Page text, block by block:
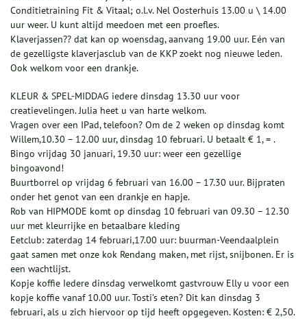
Conditietraining Fit & Vitaal; o.l.v. Nel Oosterhuis 13.00 u \ 14.00
uur weer. U kunt altijd meedoen met een proefles.
Klaverjassen?? dat kan op woensdag, aanvang 19.00 uur. Eén van
de gezelligste klaverjasclub van de KKP zoekt nog nieuwe leden.
Ook welkom voor een drankje.
KLEUR & SPEL-MIDDAG iedere dinsdag 13.30 uur voor
creatievelingen. Julia heet u van harte welkom.
Vragen over een IPad, telefoon? Om de 2 weken op dinsdag komt
Willem,10.30 – 12.00 uur, dinsdag 10 februari. U betaalt € 1, = .
Bingo vrijdag 30 januari, 19.30 uur: weer een gezellige
bingoavond!
Buurtborrel op vrijdag 6 februari van 16.00 – 17.30 uur. Bijpraten
onder het genot van een drankje en hapje.
Rob van HIPMODE komt op dinsdag 10 februari van 09.30 – 12.30
uur met kleurrijke en betaalbare kleding
Eetclub: zaterdag 14 februari,17.00 uur: buurman-Veendaalplein
gaat samen met onze kok Rendang maken, met rijst, snijbonen. Er is
een wachtlijst.
Kopje koffie Iedere dinsdag verwelkomt gastvrouw Elly u voor een
kopje koffie vanaf 10.00 uur. Tosti’s eten? Dit kan dinsdag 3
februari, als u zich hiervoor op tijd heeft opgegeven. Kosten: € 2,50.